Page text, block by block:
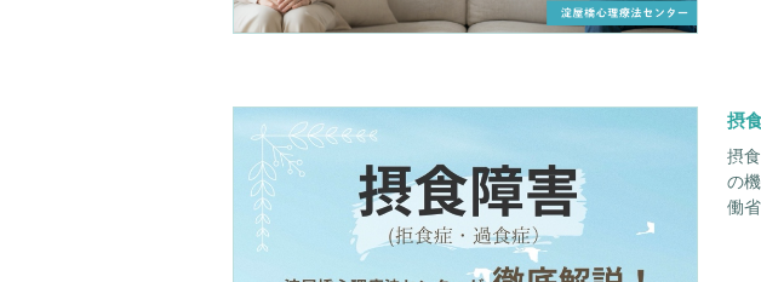
摂
摂
の
働